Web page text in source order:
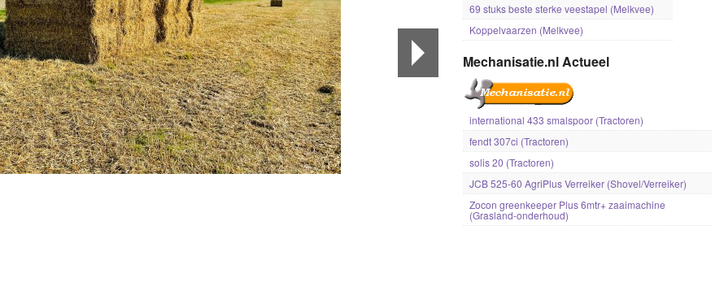
69 stuks beste sterke veestapel (Melkvee)
Koppelvaarzen (Melkvee)
Mechanisatie.nl Actueel
international 433 smalspoor (Tractoren)
fendt 307ci (Tractoren)
solis 20 (Tractoren)
JCB 525-60 AgriPlus Verreiker (Shovel/Verreiker)
Zocon greenkeeper Plus 6mtr+ zaaimachine
(Grasland-onderhoud)